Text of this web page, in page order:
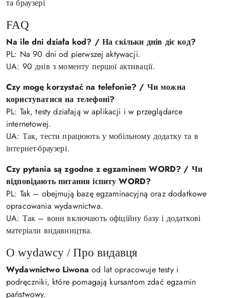
та браузері
FAQ
Na ile dni działa kod? / На скільки днів діє код?
PL: Na 90 dni od pierwszej aktywacji.
UA: 90 днів з моменту першої активації.
Czy mogę korzystać na telefonie? / Чи можна
користуватися на телефоні?
PL: Tak, testy działają w aplikacji i w przeglądarce
internetowej.
UA: Так, тести працюють у мобільному додатку та в
інтернет-браузері.
Czy pytania są zgodne z egzaminem WORD? / Чи
відповідають питання іспиту WORD?
PL: Tak – obejmują bazę egzaminacyjną oraz dodatkowe
opracowania wydawnictwa.
UA: Так – вони включають офіційну базу і додаткові
матеріали видавництва.
O wydawcy / Про видавця
Wydawnictwo Liwona od lat opracowuje testy i
podręczniki, które pomagają kursantom zdać egzamin
państwowy.